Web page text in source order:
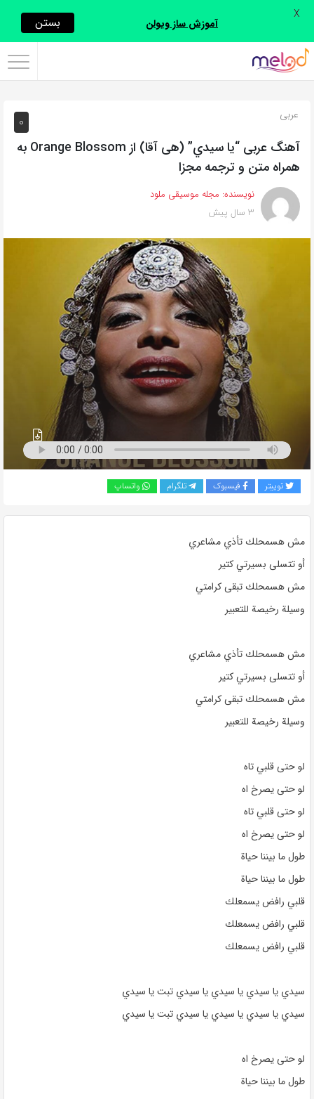
اشتراک
با
روش‌های
زیر
این
صفحه
را
0 عربی
آهنگ عربی “يا سيدي” (هی آقا) از Orange Blossom به
همراه متن و ترجمه مجزا
نویسنده: مجله موسیقی ملود
3 سال پیش
توییتر فیسبوک تلگرام واتساپ
مش هسمحلك تأذي مشاعري
أو تتسلى بسيرتي كتير
مش هسمحلك تبقى كرامتي
وسيلة رخيصة للتعبير
مش هسمحلك تأذي مشاعري
أو تتسلى بسيرتي كتير
مش هسمحلك تبقى كرامتي
وسيلة رخيصة للتعبير
لو حتى قلبي تاه
لو حتى يصرخ اه
لو حتى قلبي تاه
لو حتى يصرخ اه
طول ما بيننا حياة
طول ما بيننا حياة
قلبي رافض يسمعلك
قلبي رافض يسمعلك
قلبي رافض يسمعلك
سيدي يا سيدي يا سيدي يا سيدي تبت يا سيدي
سيدي يا سيدي يا سيدي يا سيدي تبت يا سيدي
لو حتى يصرخ اه
طول ما بيننا حياة
آموزش ساز ویولن بستن X